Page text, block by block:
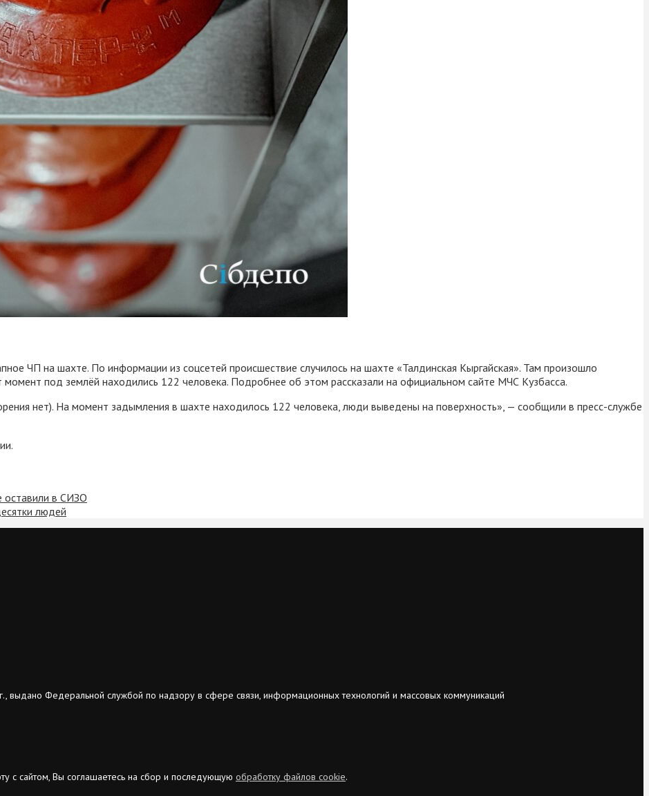
ЧП на шахте. По информации из соцсетей происшествие случилось на шахте «Талдинская Кыргайская». Там произошло
под землёй находились 122 человека. Подробнее об этом рассказали на официальном сайте МЧС Кузбасса.
нет). На момент задымления в шахте находилось 122 человека, люди выведены на поверхность», — сообщили в пресс-службе
оставили в СИЗО
людей
Федеральной службой по надзору в сфере связи, информационных технологий и массовых коммуникаций
с сайтом, Вы соглашаетесь на сбор и последующую обработку файлов cookie.